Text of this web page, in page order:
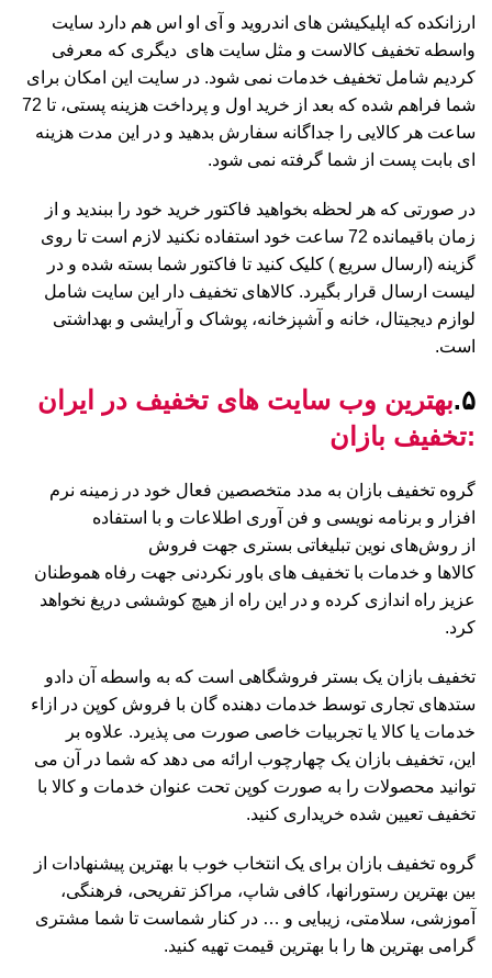
ارزانکده که اپلیکیشن های اندروید و آی او اس هم دارد سایت
واسطه تخفیف کالاست و مثل سایت های دیگری که معرفی
کردیم شامل تخفیف خدمات نمی شود. در سایت این امکان برای
شما فراهم شده که بعد از خرید اول و پرداخت هزینه پستی، تا 72
ساعت هر کالایی را جداگانه سفارش بدهید و در این مدت هزینه
ای بابت پست از شما گرفته نمی شود.
در صورتی که هر لحظه بخواهید فاکتور خرید خود را ببندید و از
زمان باقیمانده 72 ساعت خود استفاده نکنید لازم است تا روی
گزینه (ارسال سریع ) کلیک کنید تا فاکتور شما بسته شده و در
لیست ارسال قرار بگیرد. کالاهای تخفیف دار این سایت شامل
لوازم دیجیتال، خانه و آشپزخانه، پوشاک و آرایشی و بهداشتی
است.
۵. بهترین وب سایت های تخفیف در ایران
:تخفیف بازان
گروه تخفیف بازان به مدد متخصصین فعال خود در زمینه نرم
افزار و برنامه نویسی و فن آوری اطلاعات و با استفاده
از روش‌های نوین تبلیغاتی بستری جهت فروش
کالاها و خدمات با تخفیف های باور نکردنی جهت رفاه هموطنان
عزیز راه اندازی کرده و در این راه از هیچ کوششی دریغ نخواهد
کرد.
تخفیف بازان یک بستر فروشگاهی است که به واسطه آن دادو
ستدهای تجاری توسط خدمات دهنده گان با فروش کوپن در ازاء
خدمات یا کالا یا تجربیات خاصی صورت می پذیرد. علاوه بر
این، تخفیف بازان یک چهارچوب ارائه می دهد که شما در آن می
توانید محصولات را به صورت کوپن تحت عنوان خدمات و کالا با
تخفیف تعیین شده خریداری کنید.
گروه تخفیف بازان برای یک انتخاب خوب با بهترین پیشنهادات از
بین بهترین رستورانها، کافی شاپ، مراکز تفریحی، فرهنگی،
آموزشی، سلامتی، زیبایی و … در کنار شماست تا شما مشتری
گرامی بهترین ها را با بهترین قیمت تهیه کنید.